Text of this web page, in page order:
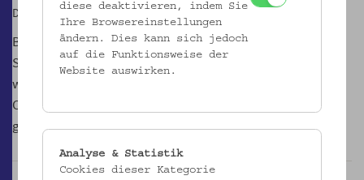
Di, 10.07.2018, 17:00 – 21:00
Bei der GeSOKS, Gesellschaft für Streuobstkulturen und
Supplementäres, Wiens erstem und einzigen Mostverein,
werden jeden Dienstag von 17.00 bis 21.00 Uhr Säfte, Moste,
Cider und Sprudelvarianten aus Äpfeln und Birnen
geschmacklich verhandelt.
diese deaktivieren, indem Sie
Ihre Browsereinstellungen
ändern. Dies kann sich jedoch
auf die Funktionsweise der
Website auswirken.
Analyse & Statistik
Cookies dieser Kategorie